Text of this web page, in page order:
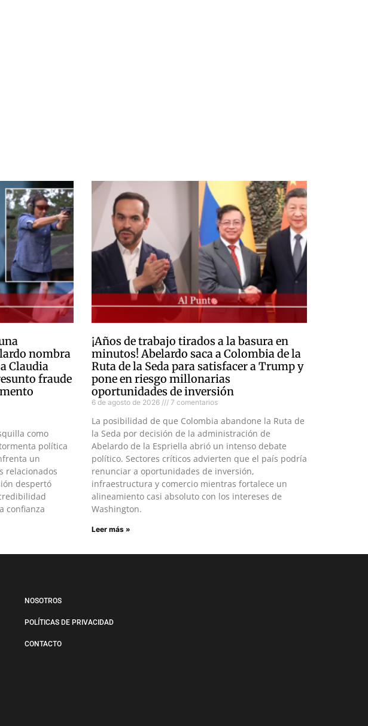
nombra
Claudia
fraude
como
política
un
relacionados
despertó
confianza
¡Años de trabajo tirados a la basura en
minutos! Abelardo saca a Colombia de la
Ruta de la Seda para satisfacer a Trump y
pone en riesgo millonarias
oportunidades de inversión
6 de agosto de 2026 7 comentarios
La posibilidad de que Colombia abandone la Ruta de
la Seda por decisión de la administración de
Abelardo de la Espriella abrió un intenso debate
político. Sectores críticos advierten que el país podría
renunciar a oportunidades de inversión,
infraestructura y comercio mientras fortalece un
alineamiento casi absoluto con los intereses de
Washington.
Leer más »
NOSOTROS
POLÍTICAS DE PRIVACIDAD
CONTACTO